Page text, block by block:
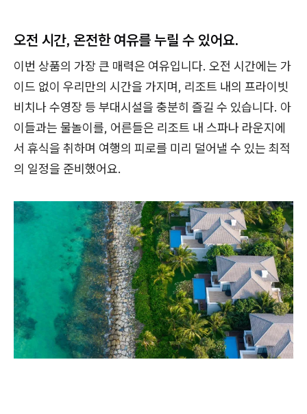
오전 시간, 온전한 여유를 누릴 수 있어요.
이번 상품의 가장 큰 매력은 여유입니다. 오전 시간에는 가
이드 없이 우리만의 시간을 가지며, 리조트 내의 프라이빗
비치나 수영장 등 부대시설을 충분히 즐길 수 있습니다. 아
이들과는 물놀이를, 어른들은 리조트 내 스파나 라운지에
서 휴식을 취하며 여행의 피로를 미리 덜어낼 수 있는 최적
의 일정을 준비했어요.